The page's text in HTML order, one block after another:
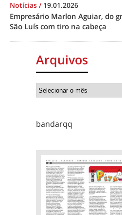
Notícias / 19.01.2026
Empresário Marlon Aguiar, do
São Luís com tiro na cabeça
Arquivos
bandarqq